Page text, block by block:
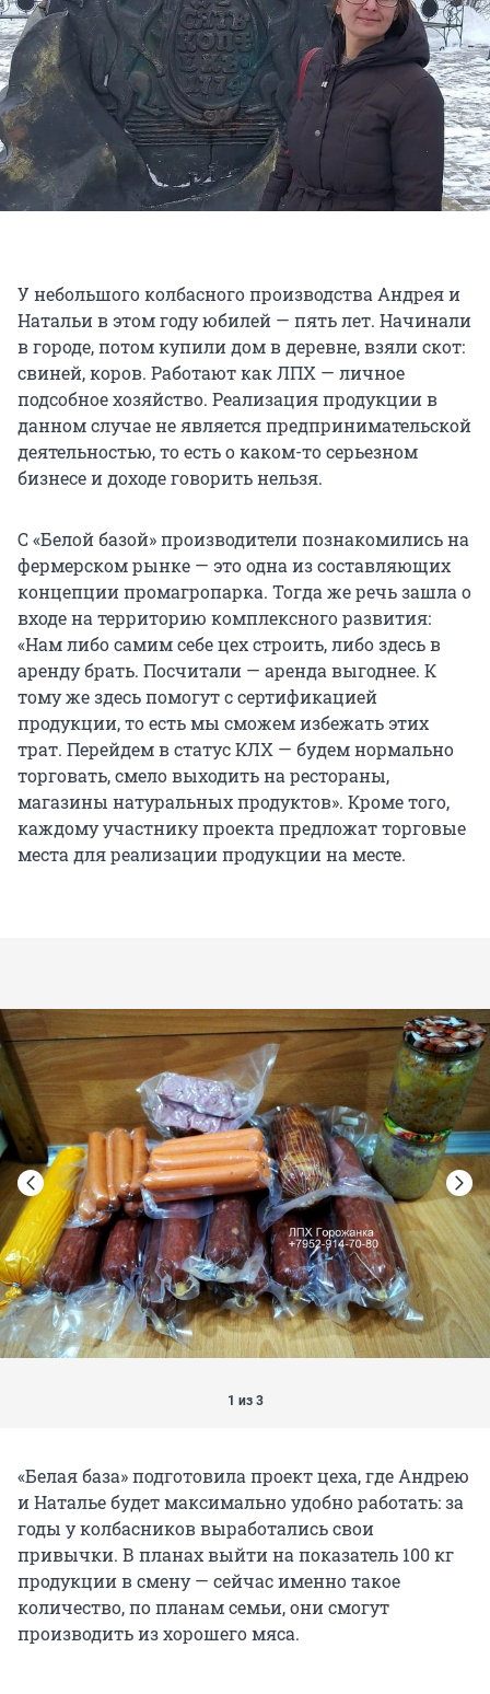
У небольшого колбасного производства Андрея и
Натальи в этом году юбилей — пять лет. Начинали
в городе, потом купили дом в деревне, взяли скот:
свиней, коров. Работают как ЛПХ — личное
подсобное хозяйство. Реализация продукции в
данном случае не является предпринимательской
деятельностью, то есть о каком-то серьезном
бизнесе и доходе говорить нельзя.
С «Белой базой» производители познакомились на
фермерском рынке — это одна из составляющих
концепции промагропарка. Тогда же речь зашла о
входе на территорию комплексного развития:
«Нам либо самим себе цех строить, либо здесь в
аренду брать. Посчитали — аренда выгоднее. К
тому же здесь помогут с сертификацией
продукции, то есть мы сможем избежать этих
трат. Перейдем в статус КЛХ — будем нормально
торговать, смело выходить на рестораны,
магазины натуральных продуктов». Кроме того,
каждому участнику проекта предложат торговые
места для реализации продукции на месте.
1 из 3
«Белая база» подготовила проект цеха, где Андрею
и Наталье будет максимально удобно работать: за
годы у колбасников выработались свои
привычки. В планах выйти на показатель 100 кг
продукции в смену — сейчас именно такое
количество, по планам семьи, они смогут
производить из хорошего мяса.